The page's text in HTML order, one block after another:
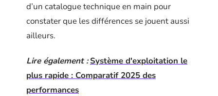
d’un catalogue technique en main pour
constater que les différences se jouent aussi
ailleurs.
Lire également : Système d'exploitation le
plus rapide : Comparatif 2025 des
performances